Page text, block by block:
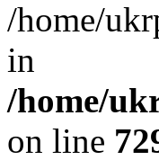
/home/
in
/home/
on line